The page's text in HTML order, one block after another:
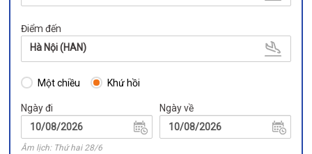
Điểm đến
Hà Nội (HAN)
Một chiều Khứ hồi
Ngày đi
Âm lịch: Thứ hai 28/6
Ngày về